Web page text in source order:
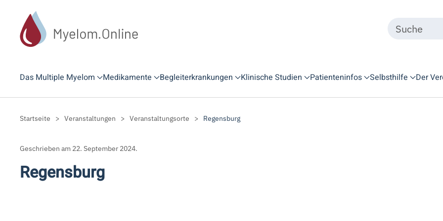
Zum Hauptinhalt springen
Das Multiple Myelom Medikamente Begleiterkrankungen Klinische Studien Patienteninfos Selbsthilfe Der
Startseite Veranstaltungen Veranstaltungsorte Regensburg
Geschrieben am 22. September 2024.
Regensburg